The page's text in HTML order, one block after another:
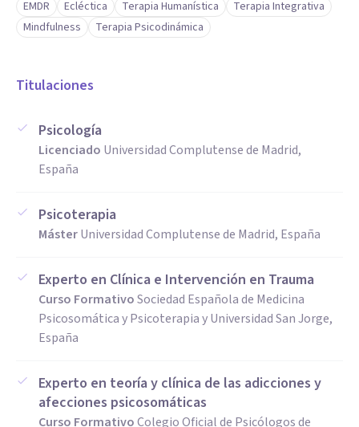
EMDR Ecléctica Terapia Humanística
Terapia Integrativa
Mindfulness
Terapia Psicodinámica
Titulaciones
Psicología
Licenciado Universidad Complutense de Madrid,
España
Psicoterapia
MásterUniversidad Complutense de Madrid, España
Experto en Clínica e Intervención en Trauma
Curso FormativoSociedad Española de Medicina
Psicosomática y Psicoterapia y Universidad San Jorge,
España
Experto en teoría y clínica de las adicciones y
afecciones psicosomáticas
Curso FormativoColegio Oficial de Psicólogos de